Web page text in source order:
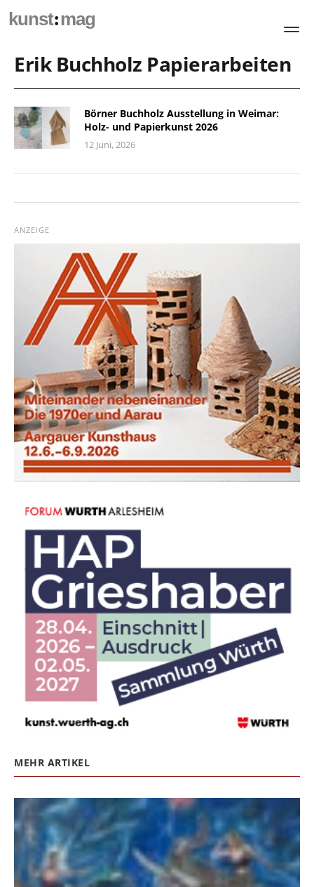
kunst:mag
Erik Buchholz Papierarbeiten
Börner Buchholz Ausstellung in Weimar:
Holz- und Papierkunst 2026
12 Juni, 2026
ANZEIGE
MEHR ARTIKEL